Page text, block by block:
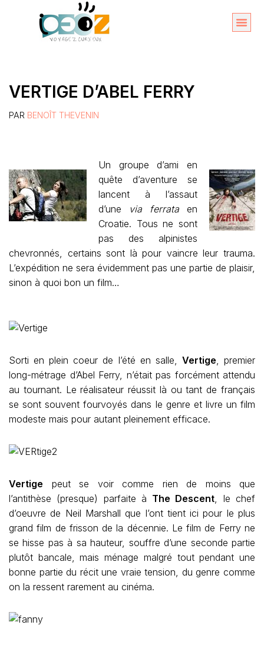
VERTIGE D’ABEL FERRY
PAR BENOÎT THEVENIN
Un groupe d’ami en
quête d’aventure se
lancent à l’assaut
d’une via ferrata en
Croatie. Tous ne sont
pas des alpinistes
chevronnés, certains sont là pour vaincre leur trauma.
L’expédition ne sera évidemment pas une partie de plaisir,
sinon à quoi bon un film…
Sorti en plein coeur de l’été en salle, Vertige, premier
long-métrage d’Abel Ferry, n’était pas forcément attendu
au tournant. Le réalisateur réussit là ou tant de français
se sont souvent fourvoyés dans le genre et livre un film
modeste mais pour autant pleinement efficace.
Vertige peut se voir comme rien de moins que
l’antithèse (presque) parfaite à The Descent, le chef
d’oeuvre de Neil Marshall que l’ont tient ici pour le plus
grand film de frisson de la décennie. Le film de Ferry ne
se hisse pas à sa hauteur, souffre d’une seconde partie
plutôt bancale, mais ménage malgré tout pendant une
bonne partie du récit une vraie tension, du genre comme
on la ressent rarement au cinéma.